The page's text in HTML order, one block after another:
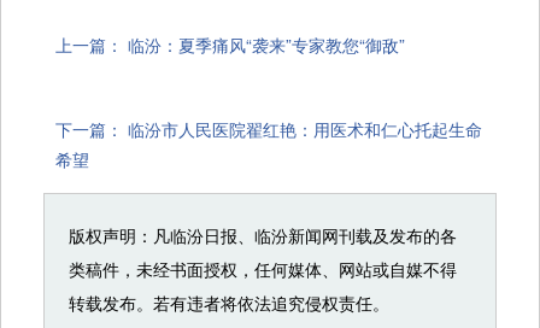
上一篇： 临汾：夏季痛风“袭来”专家教您“御敌”
下一篇： 临汾市人民医院翟红艳：用医术和仁心托起生命
希望
版权声明：凡临汾日报、临汾新闻网刊载及发布的各
类稿件，未经书面授权，任何媒体、网站或自媒不得
转载发布。若有违者将依法追究侵权责任。